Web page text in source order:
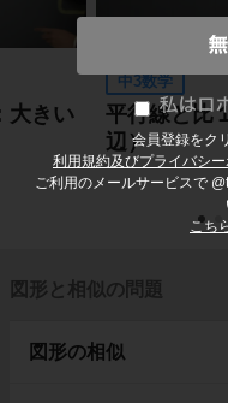
会員登録をク
利用規約及びプライバシ
ご利用のメールサービスで
こち
大きい
平行線と比
辺）
中3数学
図形と相似の問題
図形の相似